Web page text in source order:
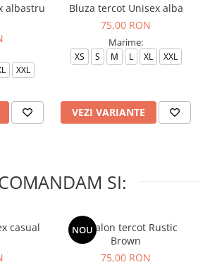
albastru
XXL
Bluza tercot Unisex alba
75,00 RON
Marime:
XS S M L XL XXL
VEZI VARIANTE
SI:
casual
NOU
Pantalon tercot Rustic
Brown
75,00 RON